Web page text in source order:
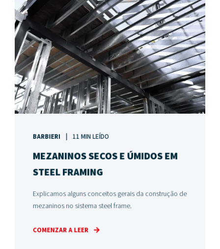
BARBIERI 11 MIN LEÍDO
MEZANINOS SECOS E ÚMIDOS EM
STEEL FRAMING
Explicamos alguns conceitos gerais da construção de
mezaninos no sistema steel frame.
COMENZAR A LEER